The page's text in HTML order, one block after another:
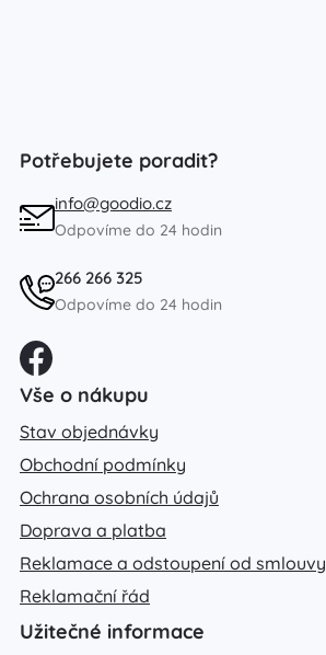
Potřebujete poradit?
info@goodio.cz
Odpovíme do 24 hodin
266 266 325
Odpovíme do 24 hodin
Vše o nákupu
Stav objednávky
Obchodní podmínky
Ochrana osobních údajů
Doprava a platba
Reklamace a odstoupení od smlouvy
Reklamační řád
Užitečné informace